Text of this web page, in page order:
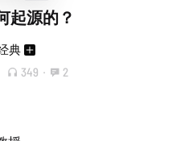
起源的？
典
349 · 2